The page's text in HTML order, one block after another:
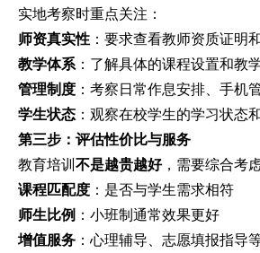
实地考察时重点关注：
师资真实性 ：要求查看教师资质证明
教学体系 ：了解具体的课程设置和教
管理制度 ：考察日常作息安排、手机
学生状态 ：观察在校学生的学习状态
第三步：评估性价比与服务
教育培训 不是越贵越好，需要综合考虑
课程匹配度 ：是否与学生需求相符
师生比例 ：小班制通常效果更好
增值服务 ：心理辅导、志愿填报指导